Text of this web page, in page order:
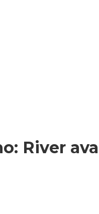
River